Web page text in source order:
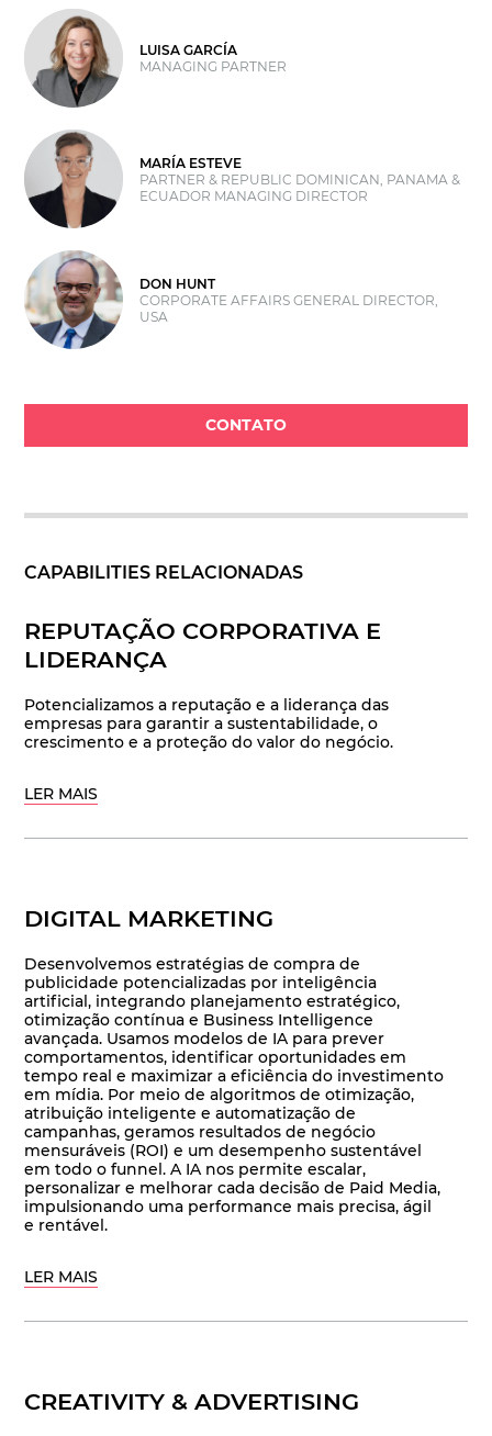
LUISA GARCÍA
MANAGING PARTNER
MARÍA ESTEVE
PARTNER & REPUBLIC DOMINICAN, PANAMA &
ECUADOR MANAGING DIRECTOR
DON HUNT
CORPORATE AFFAIRS GENERAL DIRECTOR,
USA
CONTATO
CAPABILITIES RELACIONADAS
REPUTAÇÃO CORPORATIVA E
LIDERANÇA
Potencializamos a reputação e a liderança das
empresas para garantir a sustentabilidade, o
crescimento e a proteção do valor do negócio.
LER MAIS
DIGITAL MARKETING
Desenvolvemos estratégias de compra de
publicidade potencializadas por inteligência
artificial, integrando planejamento estratégico,
otimização contínua e Business Intelligence
avançada. Usamos modelos de IA para prever
comportamentos, identificar oportunidades em
tempo real e maximizar a eficiência do investimento
em mídia. Por meio de algoritmos de otimização,
atribuição inteligente e automatização de
campanhas, geramos resultados de negócio
mensuráveis (ROI) e um desempenho sustentável
em todo o funnel. A IA nos permite escalar,
personalizar e melhorar cada decisão de Paid Media,
impulsionando uma performance mais precisa, ágil
e rentável.
LER MAIS
CREATIVITY & ADVERTISING